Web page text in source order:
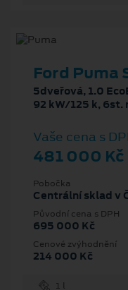
Ford Puma
5dveřová, 1.0
92 kW/125 k, 6st.
Vaše cena s
481 000 Kč
Pobočka
Centrální sklad v
Původní cena s DPH
695 000 Kč
Cenové zvýhodnění
214 000 Kč
1 l